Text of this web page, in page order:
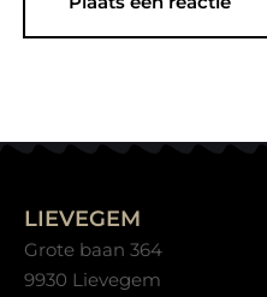
LIEVEGEM
Grote baan 364
9930 Lievegem